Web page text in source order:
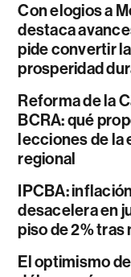
Con elogios a
destaca
pide convertir
prosperidad
Reforma de la
BCRA: qué
lecciones de la
regional
IPCBA:
desacelera en
piso de 2% tras
El optimismo